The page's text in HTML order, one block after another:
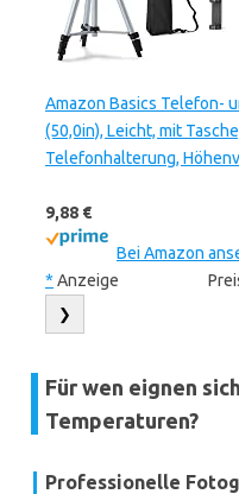
Amazon Basics Telefon-
(50,0in), Leicht, mit
Telefonhalterung,
9,88 €
Bei Amazon
* Anzeige
❯
Für wen eignen
Temperaturen?
Professionelle